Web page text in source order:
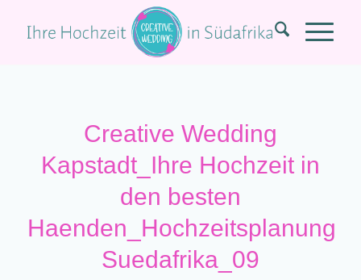
Creative Wedding
Kapstadt_Ihre Hochzeit in
den besten
Haenden_Hochzeitsplanung
Suedafrika_09